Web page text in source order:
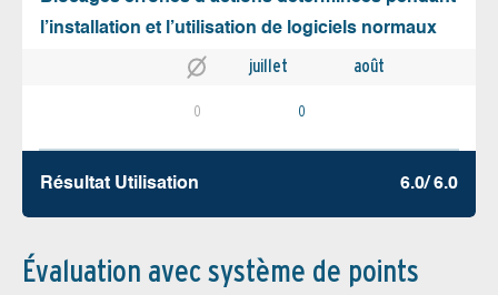
l’installation et l’utilisation de logiciels normaux
juillet août
0 0
Résultat Utilisation 6.0/ 6.0
Évaluation avec système de points